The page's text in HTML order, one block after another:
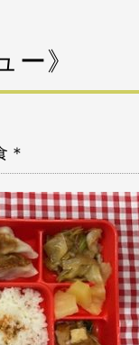
ー》
＊